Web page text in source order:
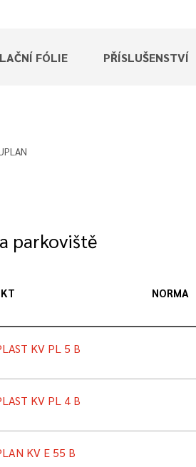
FÓLIE PŘÍSLUŠENSTVÍ
parkoviště
NORMA
KV PL 5 B
KV PL 4 B
KV E 55 B